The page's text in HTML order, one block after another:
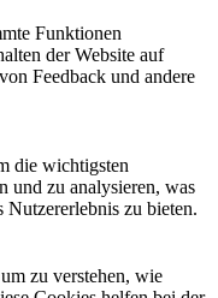
Funktionen
der Website auf
Feedback und andere
die wichtigsten
und zu analysieren, was
Nutzererlebnis zu bieten.
zu verstehen, wie